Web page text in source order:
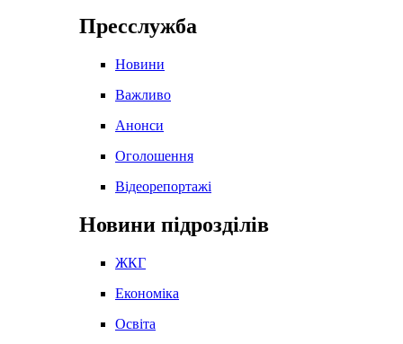
Пресслужба
Новини
Важливо
Анонси
Оголошення
Відеорепортажі
Новини підрозділів
ЖКГ
Економіка
Освіта